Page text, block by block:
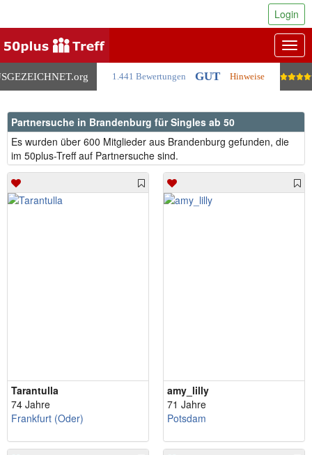
.org 1.441 Bewertungen GUT Hinweise
Login
Partnersuche in Brandenburg für Singles ab 50
Es wurden über 600 Mitglieder aus Brandenburg gefunden, die
im 50plus-Treff auf Partnersuche sind.
Tarantulla
74 Jahre
Frankfurt (Oder)
amy_lilly
71 Jahre
Potsdam